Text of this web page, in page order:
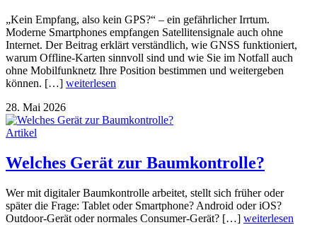
„Kein Empfang, also kein GPS?“ – ein gefährlicher Irrtum.
Moderne Smartphones empfangen Satellitensignale auch ohne
Internet. Der Beitrag erklärt verständlich, wie GNSS funktioniert,
warum Offline-Karten sinnvoll sind und wie Sie im Notfall auch
ohne Mobilfunknetz Ihre Position bestimmen und weitergeben
können. […] weiterlesen
28. Mai 2026
Artikel
Welches Gerät zur Baumkontrolle?
Wer mit digitaler Baumkontrolle arbeitet, stellt sich früher oder
später die Frage: Tablet oder Smartphone? Android oder iOS?
Outdoor-Gerät oder normales Consumer-Gerät? […] weiterlesen